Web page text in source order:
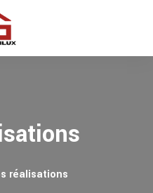
réalisations